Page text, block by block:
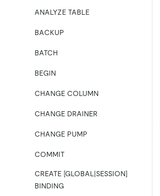
ANALYZE TABLE
BACKUP
BATCH
BEGIN
CHANGE COLUMN
CHANGE DRAINER
CHANGE PUMP
COMMIT
CREATE [GLOBAL|SESSION]
BINDING